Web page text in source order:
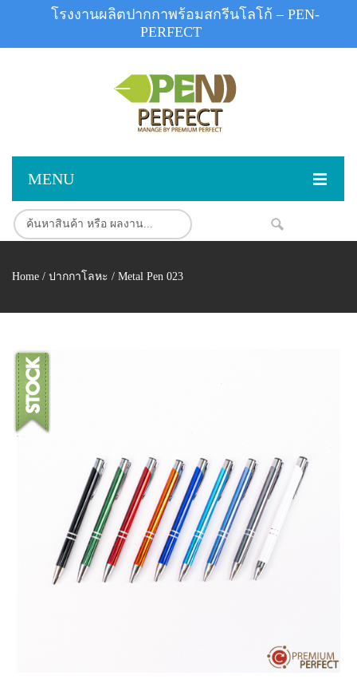
MENU
หน้าแรก
ปากกาโลหะ
ปากกาเน้นข้อความ
ปากกาตั้งโต๊ะ
ปากกา USB
ปากกาทัชสกรีน NEW
ปากกาลบได้ NEW
ปากกาเคมี
ปากกา Quantum NEW
สินค้าสต็อก
ผลงานสินค้า
ผลงานโรงงานปากกา
ติดต่อเรา
บทความ
เกี่ยวกับเรา
Home / ปากกาโลหะ / Metal Pen 023
โรงงานผลิตปากกาพร้อมสกรีนโลโก้ – PEN-
PERFECT